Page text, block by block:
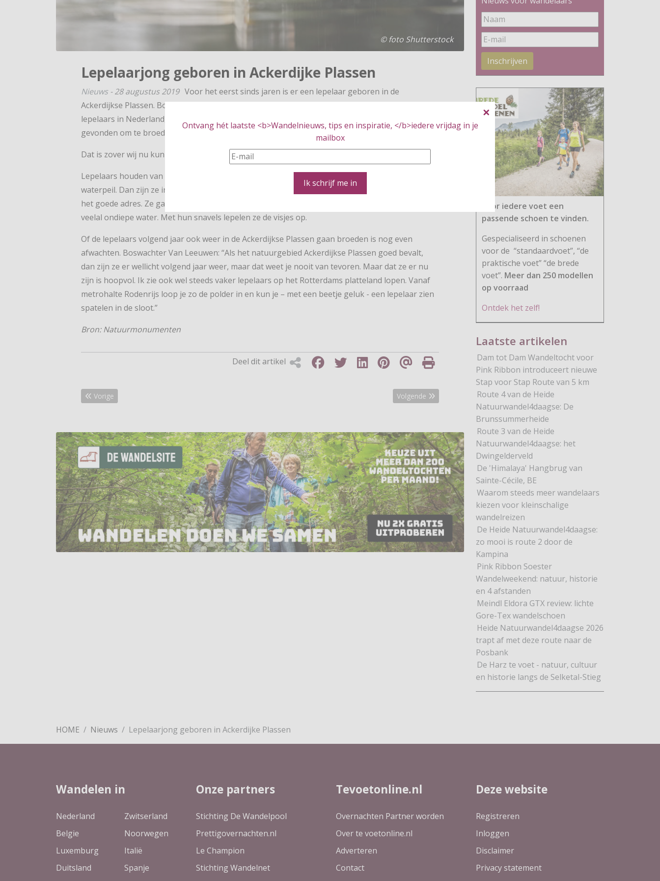
Ontvang hét laatste <b>Wandelnieuws, tips en inspiratie, </b>iedere vrijdag in je
mailbox
Ik schrijf me in
© foto Shutterstock
Lepelaarjong geboren in Ackerdijke Plassen
Nieuws -28 augustus 2019 Voor het eerst sinds jaren is er een lepelaar geboren in de
Ackerdijkse Plassen. Boswachter Juriaan van Leeuwen: “Het gaat al enige tijd beter met de
lepelaars in Nederland, gelukkig heeft deze lepelaar na lange tijd weer de Ackerdijkse Plassen
gevonden om te broeden en er een jong uit het ei is gekropen.
Dat is zover wij nu kunnen terugkijken zeker 15 jaar geleden”.
Lepelaars houden van uitgestrekte moerassen met veel riet en een wisselend, natuurlijk
waterpeil. Dan zijn ze in Midden-Delfland en op het platteland in de omgeving van Rotterdam aan
het goede adres. Ze gaan er op zoek naar kleine visjes. Op hun lange poten lopen ze door het
veelal ondiepe water. Met hun snavels lepelen ze de visjes op.
Of de lepelaars volgend jaar ook weer in de Ackerdijkse Plassen gaan broeden is nog even
afwachten. Boswachter Van Leeuwen: “Als het natuurgebied Ackerdijkse Plassen goed bevalt,
dan zijn ze er wellicht volgend jaar weer, maar dat weet je nooit van tevoren. Maar dat ze er nu
zijn is hoopvol. Ik zie ook wel steeds vaker lepelaars op het Rotterdams platteland lopen. Vanaf
metrohalte Rodenrijs loop je zo de polder in en kun je – met een beetje geluk - een lepelaar zien
spatelen in de sloot.”
Bron: Natuurmonumenten
Deel dit artikel
Vorig artikel: Bijna 5.000 euro voor kwetsbare natuur
Vorige Volgende artikel: Doe mee met Wandel Cleanup Dag
Volgende
Inschrijven
Voor iedere voet een
passende schoen te vinden.
Gespecialiseerd in schoenen
voor de “standaardvoet”, “de
praktische voet” “de brede
voet”. Meer dan 250 modellen
op voorraad
Ontdek het zelf!
Laatste artikelen
Dam tot Dam Wandeltocht voor
Pink Ribbon introduceert nieuwe
Stap voor Stap Route van 5 km
Route 4 van de Heide
Natuurwandel4daagse: De
Brunssummerheide
Route 3 van de Heide
Natuurwandel4daagse: het
Dwingelderveld
De 'Himalaya' Hangbrug van
Sainte-Cécile, BE
Waarom steeds meer wandelaars
kiezen voor kleinschalige
wandelreizen
De Heide Natuurwandel4daagse:
zo mooi is route 2 door de
Kampina
Pink Ribbon Soester
Wandelweekend: natuur, historie
en 4 afstanden
Meindl Eldora GTX review: lichte
Gore-Tex wandelschoen
Heide Natuurwandel4daagse 2026
trapt af met deze route naar de
Posbank
De Harz te voet - natuur, cultuur
en historie langs de Selketal-Stieg
HOME Nieuws Lepelaarjong geboren in Ackerdijke Plassen
Wandelen in
Nederland
Belgie
Luxemburg
Duitsland
Zwitserland
Noorwegen
Italië
Spanje
Onze partners
Stichting De Wandelpool
Prettigovernachten.nl
Le Champion
Stichting Wandelnet
Tevoetonline.nl
Overnachten Partner worden
Over te voetonline.nl
Adverteren
Contact
Deze website
Registreren
Inloggen
Disclaimer
Privacy statement